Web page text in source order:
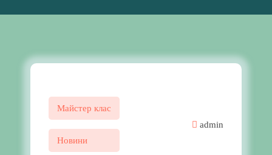
Майстер клас
Новини
admin